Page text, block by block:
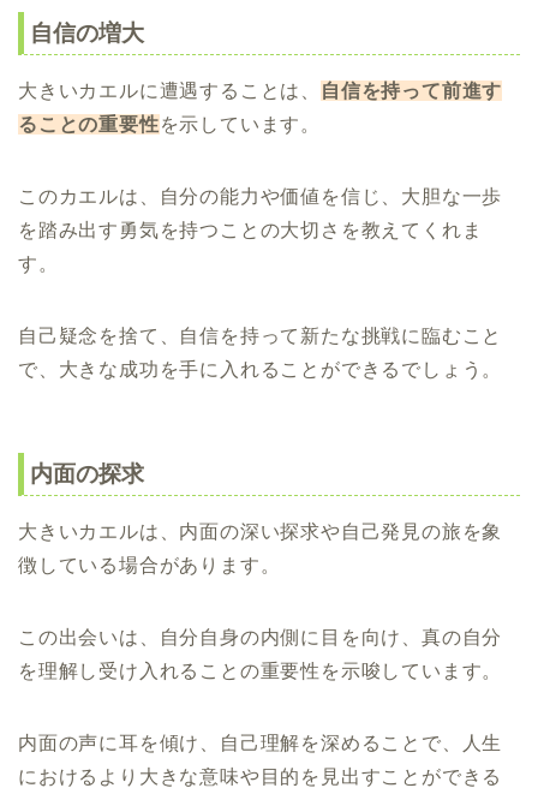
自信の増大
大きいカエルに遭遇することは、
自信を持って前進す
ることの重要性を示しています。
このカエルは、自分の能力や価値を信じ、大胆な一歩
を踏み出す勇気を持つことの大切さを教えてくれま
す。
自己疑念を捨て、自信を持って新たな挑戦に臨むこと
で、大きな成功を手に入れることができるでしょう。
内面の探求
大きいカエルは、内面の深い探求や自己発見の旅を象
徴している場合があります。
この出会いは、自分自身の内側に目を向け、真の自分
を理解し受け入れることの重要性を示唆しています。
内面の声に耳を傾け、自己理解を深めることで、人生
におけるより大きな意味や目的を見出すことができる